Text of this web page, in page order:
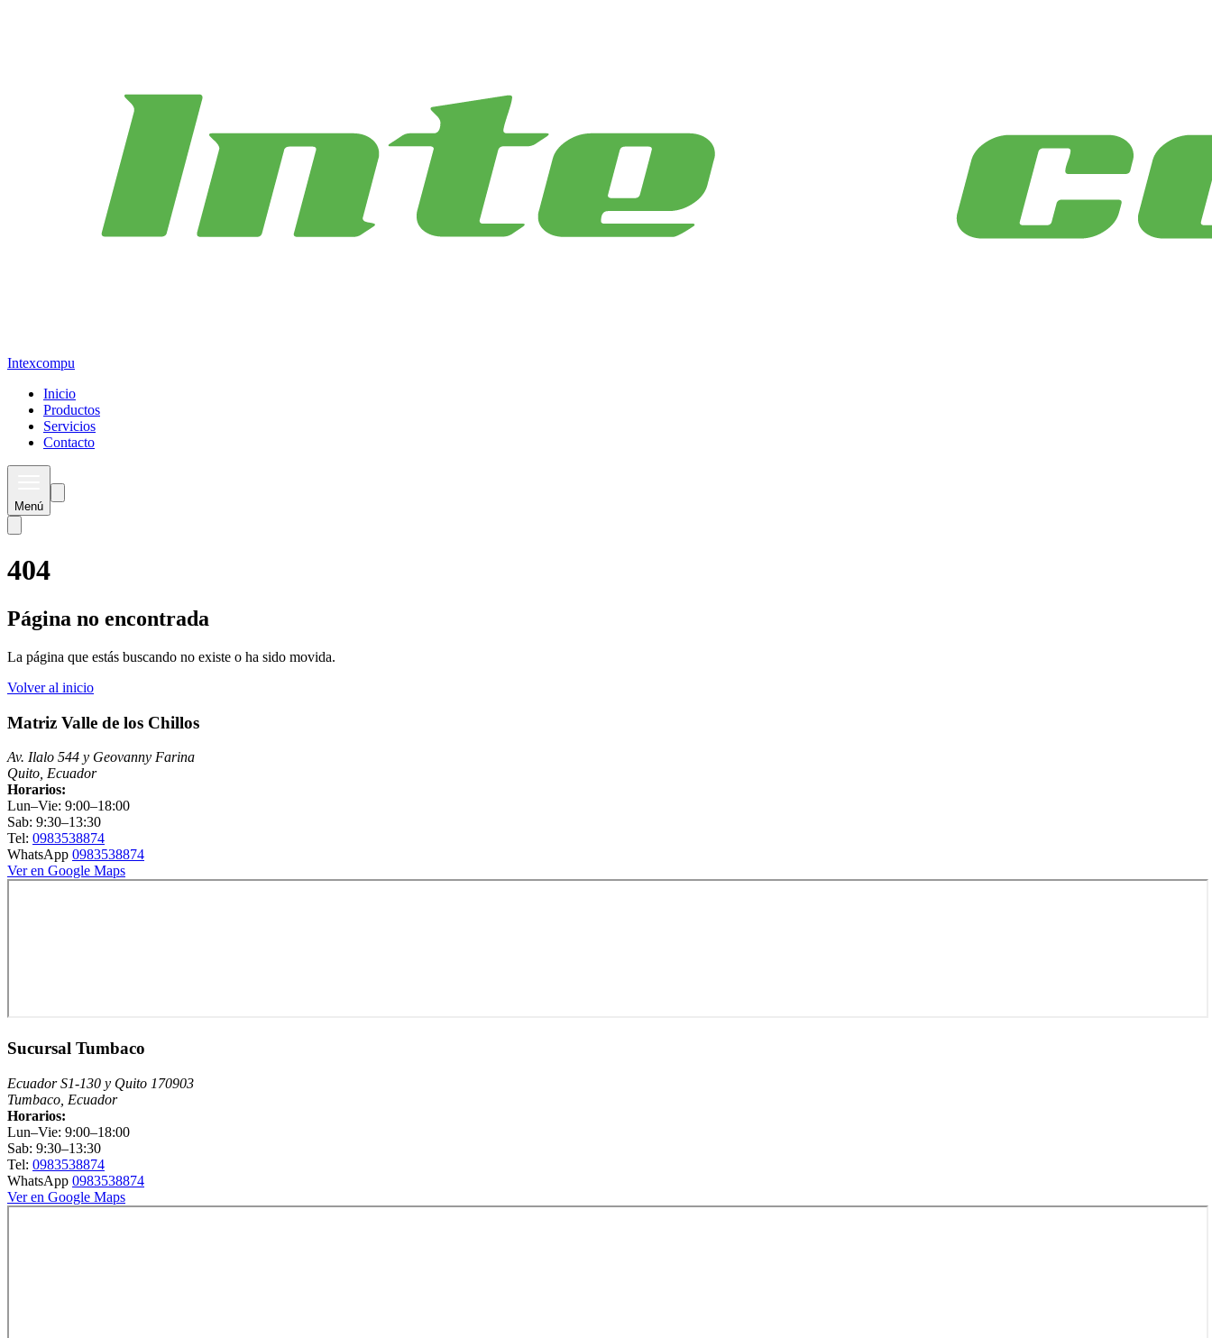
Intexcompu
Inicio
Productos
Servicios
Contacto
Menú
404
Página no encontrada
La página que estás buscando no existe o ha sido movida.
Volver al inicio
Matriz Valle de los Chillos
Av. Ilalo 544 y Geovanny Farina
Quito, Ecuador
Horarios:
Lun–Vie: 9:00–18:00
Sab: 9:30–13:30
Tel: 0983538874
WhatsApp 0983538874
Ver en Google Maps
Sucursal Tumbaco
Ecuador S1-130 y Quito 170903
Tumbaco, Ecuador
Horarios:
Lun–Vie: 9:00–18:00
Sab: 9:30–13:30
Tel: 0983538874
WhatsApp 0983538874
Ver en Google Maps